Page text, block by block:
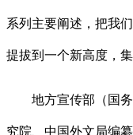
系列主要阐述，把我
提拔到一个新高度，
地方宣传部（国务
究院、中国外文局编